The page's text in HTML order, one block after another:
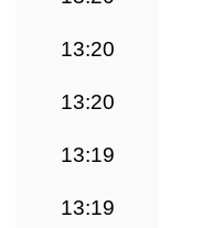
13:20
13:20
13:19
13:19